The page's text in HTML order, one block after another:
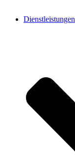
Dienstleistungen